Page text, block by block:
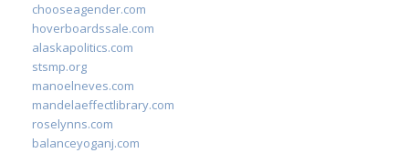
chooseagender.com
hoverboardssale.com
alaskapolitics.com
stsmp.org
manoelneves.com
mandelaeffectlibrary.com
roselynns.com
balanceyoganj.com